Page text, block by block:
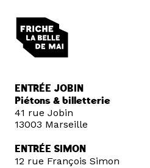
ENTRÉE JOBIN
Piétons & billetterie
41 rue Jobin
13003 Marseille
ENTRÉE SIMON
12 rue François Simon